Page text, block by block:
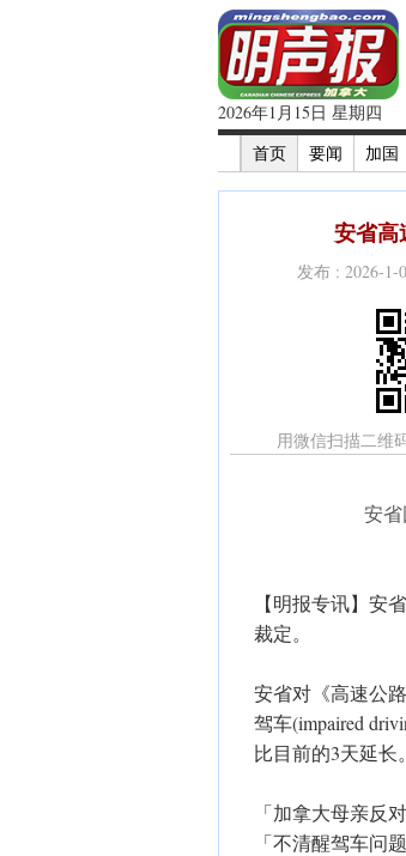
2026年1月15日 星期四
首页
要闻 加国
安省高
发布 : 2026-
用微信扫描二维
安
【明报专讯】安
裁定。
安省对《高速公
驾车(impaired
比目前的3天延长。
「加拿大母亲反
「不清醒驾车问